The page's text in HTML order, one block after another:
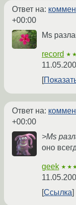
Ответ на:
+00:00
Ms
record
Ответ на:
+00:00
>Ms
оно
geek
Ссылка